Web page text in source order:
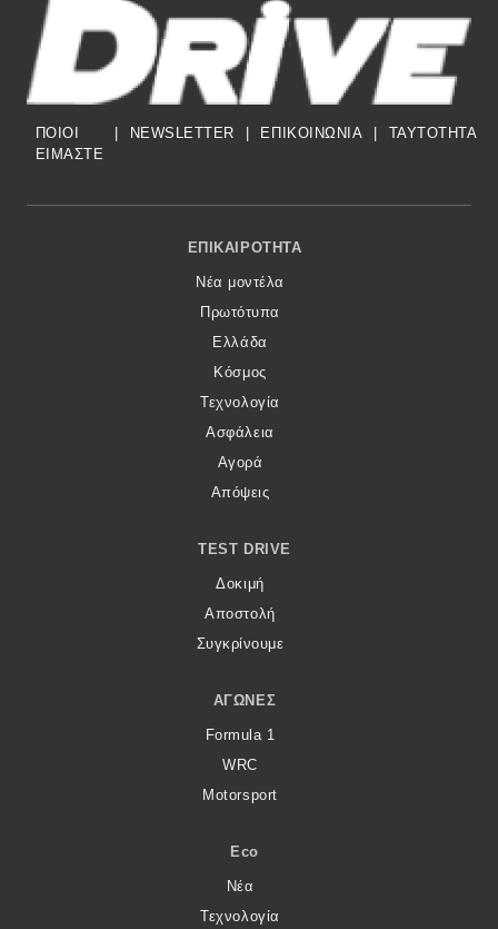
ΠΟΙΟΙ
ΕΙΜΑΣΤΕ
NEWSLETTER ΕΠΙΚΟΙΝΩΝΙΑ TAYTOTHTA
Footer Menu
ΕΠΙΚΑΙΡΌΤΗΤΑ
Νέα μοντέλα
Πρωτότυπα
Ελλάδα
Κόσμος
Τεχνολογία
Ασφάλεια
Αγορά
Απόψεις
TEST DRIVE
Δοκιμή
Αποστολή
Συγκρίνουμε
ΑΓΏΝΕΣ
Formula 1
WRC
Motorsport
Eco
Νέα
Τεχνολογία